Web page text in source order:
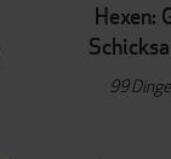
Hexen:
99